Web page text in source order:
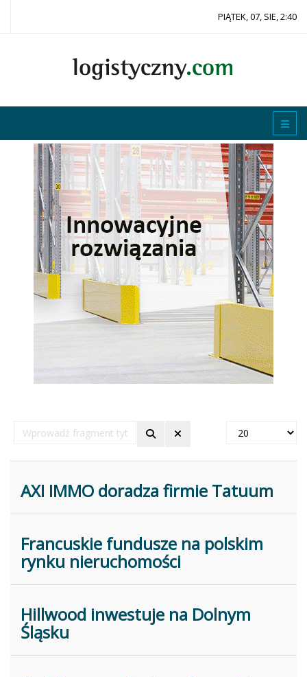
PIĄTEK, 07, SIE, 2:40
Wprowadź
fragment
Pokaż
AXI IMMO doradza firmie Tatuum
Francuskie fundusze na polskim
rynku nieruchomości
Hillwood inwestuje na Dolnym
Śląsku